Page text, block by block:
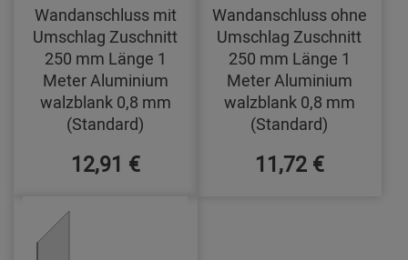
Wandanschluss mit
Umschlag Zuschnitt
250 mm Länge 1
Meter Aluminium
walzblank 0,8 mm
(Standard)
12,91 €
Wandanschluss ohne
Umschlag Zuschnitt
250 mm Länge 1
Meter Aluminium
walzblank 0,8 mm
(Standard)
11,72 €